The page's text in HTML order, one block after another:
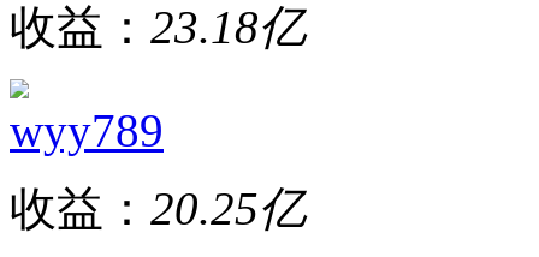
收益： 23.18亿
wyy789
收益： 20.25亿